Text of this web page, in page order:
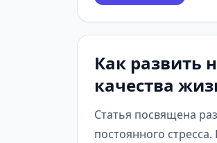
Как развить
качества
Статья посвящена
постоянного